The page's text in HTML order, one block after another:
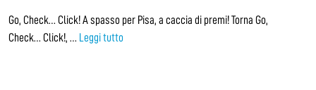
Go, Check… Click! A spasso per Pisa, a caccia di premi! Torna Go,
Check… Click!, … Leggi tutto